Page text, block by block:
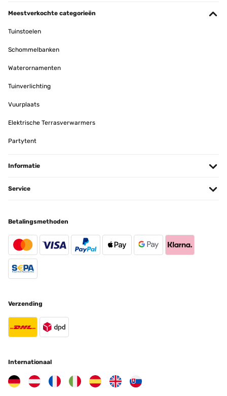
möchte ich sagen, dass der Handtuchheizkörper sehr gut
verarbeitet ist. Er sieht nicht nur robust und stabil aus, sondern ist
dem Heizkörper aufhängen und sie trocknen schnell und effektiv.
die Handtücher nicht mehr im Trockner trocknen muss.Ein weiterer
installieren war. Das mitgelieferte Installationskit und die Anleitung
Wand zu befestigen. Ich bin wirklich kein Experte in Sachen
Heimwerken, aber ich habe es ohne Probleme geschafft.Was ich
platzsparend ist. Ich habe eine kleine Wohnung und war besorgt
der Fall. Der Heizkörper hat eine schlanke und elegante Form und
zufrieden mit dem Handtuchheizkörper. Er ist funktional, gut
trocknen und gleichzeitig Ihre Energiekosten zu senken, dann ist
Amazon-Benutzer
25/04/2023
Wir haben uns den Wandheizkörper für unser neues Bad gekauft,
das wir im modernen Industrial Style gestaltet haben. Der
fehlerfrei und harmoniert super mit unserer Fensterfarbe im
RAL7022 Farbton.Die Montage konnte dank der mitgelieferten
Wandschrauben problemlos erfolgen. Die Wandschrauben sind
relativ lang, sodass der Heizkörper fest an der Wand hängt und
Badheizkörpern ist das traumhaft und spart unheimlich viel Zeit
relativ großes Bad mit 14m2 wird damit problemlos beheizt.Alles in
allem sind wir bisher rundum zufrieden mit dem Heizkörper und
Meestverkochte categorieën
Tuinstoelen
Schommelbanken
Waterornamenten
Tuinverlichting
Vuurplaats
Elektrische Terrasverwarmers
Partytent
Informatie
Service
Betalingsmethoden
Verzending
Internationaal